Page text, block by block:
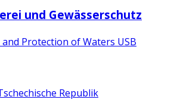
und Gewässerschutz
Protection of Waters USB
Republik